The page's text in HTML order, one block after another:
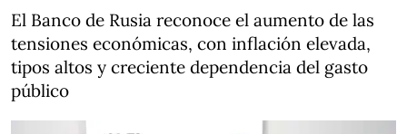
El Banco de Rusia reconoce el aumento de las
tensiones económicas, con inflación elevada,
tipos altos y creciente dependencia del gasto
público